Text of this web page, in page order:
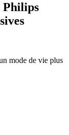
Philips
mode de vie plus